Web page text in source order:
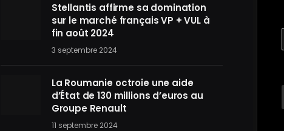
Stellantis affirme sa domination
sur le marché français VP + VUL à
fin août 2024
3 septembre 2024
La Roumanie octroie une aide
d’État de 130 millions d’euros au
Groupe Renault
11 septembre 2024